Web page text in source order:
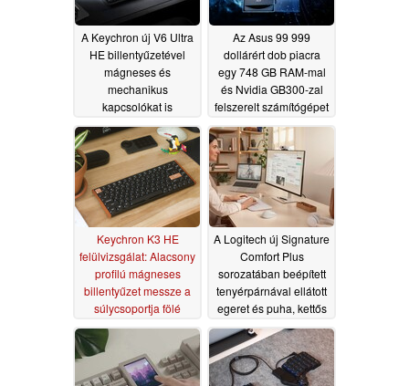
A Keychron új V6 Ultra
HE billentyűzetével
mágneses és
mechanikus
kapcsolókat is
kombinálhatsz
egyazon billentyűzeten
06/23/2026
Az Asus 99 999
dollárért dob piacra
egy 748 GB RAM-mal
és Nvidia GB300-zal
felszerelt számítógépet
06/16/2026
Keychron K3 HE
felülvizsgálat: Alacsony
profilú mágneses
billentyűzet messze a
súlycsoportja fölé
emelkedik 06/06/2026
A Logitech új Signature
Comfort Plus
sorozatában beépített
tenyérpárnával ellátott
egeret és puha, kettős
habszivacsos
csuklótámasszal
ellátott billentyűzetet
kínál05/29/2026